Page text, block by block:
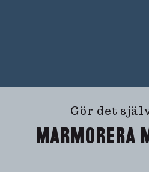
Gör det
MARMORERA